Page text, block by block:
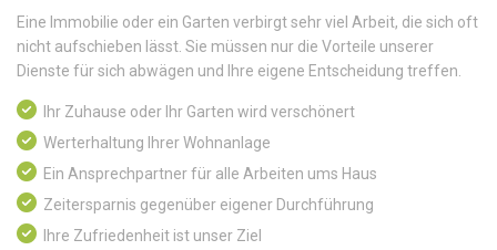
Eine Immobilie oder ein Garten verbirgt sehr viel Arbeit, die sich oft
nicht aufschieben lässt. Sie müssen nur die Vorteile unserer
Dienste für sich abwägen und Ihre eigene Entscheidung treffen.
Ihr Zuhause oder Ihr Garten wird verschönert
Werterhaltung Ihrer Wohnanlage
Ein Ansprechpartner für alle Arbeiten ums Haus
Zeitersparnis gegenüber eigener Durchführung
Ihre Zufriedenheit ist unser Ziel